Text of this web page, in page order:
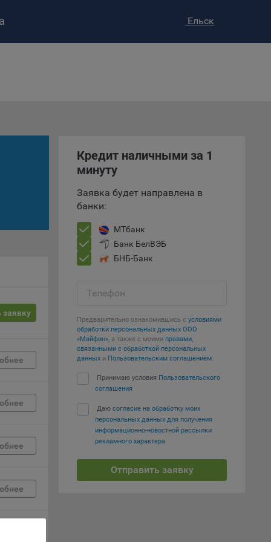
если
Ельск
заявку
Кредит наличными за 1
минуту
Заявка будет направлена в
банки:
МТбанк
Банк БелВЭБ
БНБ-Банк
Телефон
Предварительно ознакомившись с условиями
обработки персональных данных ООО
«Майфин», а также с моими правами,
связанными с обработкой персональных
данных и Пользовательским соглашением:
Принимаю условия Пользовательского
соглашения
Даю согласие на обработку моих
персональных данных для получения
информационно-новостной рассылки
рекламного характера
Отправить заявку